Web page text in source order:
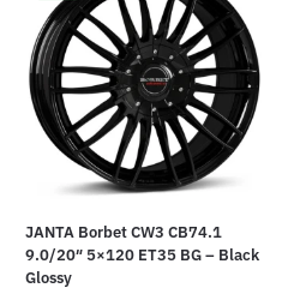
JANTA Borbet CW3 CB74.1
9.0/20″ 5×120 ET35 BG – Black
Glossy